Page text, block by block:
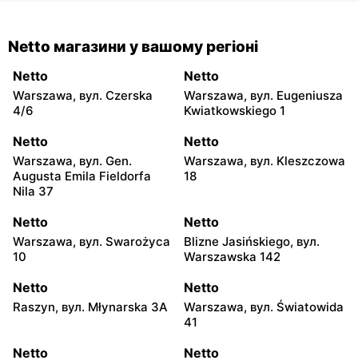
Netto магазини у вашому регіоні
Netto
Warszawa, вул. Czerska
4/6
Netto
Warszawa, вул. Eugeniusza
Kwiatkowskiego 1
Netto
Warszawa, вул. Gen.
Augusta Emila Fieldorfa
Nila 37
Netto
Warszawa, вул. Kleszczowa
18
Netto
Warszawa, вул. Swarożyca
10
Netto
Blizne Jasińskiego, вул.
Warszawska 142
Netto
Raszyn, вул. Młynarska 3A
Netto
Warszawa, вул. Światowida
41
Netto Netto